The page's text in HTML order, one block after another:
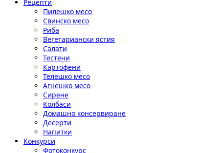
Рецепти
Пилешко месо
Свинско месо
Риба
Вегетариански ястия
Салати
Тестени
Картофени
Телешко месо
Агнешко месо
Сирене
Колбаси
Домашно консервиране
Десерти
Напитки
Конкурси
Фотоконкурс